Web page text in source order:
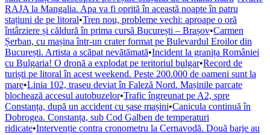
RAJA la Mangalia. Apa va fi oprită în această noapte în patru
stațiuni de pe litoral•Tren nou, probleme vechi: aproape o oră
întârziere și căldură în prima cursă București – Brașov•Carmen
Șerban, cu mașina într-un crater format pe Bulevardul Eroilor din
București. Artista a scăpat nevătămată•Incident la granița României
cu Bulgaria! O dronă a explodat pe teritoriul bulgar•Record de
turiști pe litoral în acest weekend. Peste 200.000 de oameni sunt la
mare•Linia 102, traseu deviat în Faleză Nord. Mașinile parcate
blochează accesul autobuzelor•Trafic îngreunat pe A2, spre
Constanța, după un accident cu șase mașini•Canicula continuă în
Dobrogea. Constanța, sub Cod Galben de temperaturi
ridicate•Intervenție contra cronometru la Cernavodă. Două barje au